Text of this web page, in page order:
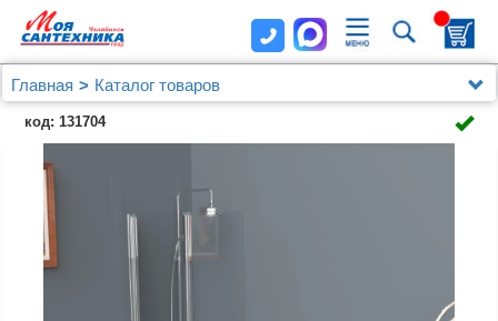
Главная
Каталог товаров
Душевые уголки, ограждения, поддоны
BelBagno
Шторка на ванну BelBagno Uno V-2-80/150-C-Cr
стекло прозрачное
код: 131704